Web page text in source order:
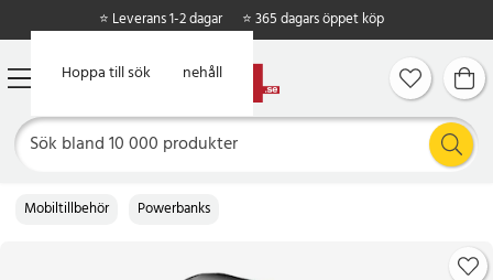
Hoppa till huvudinnehåll
Hoppa till sök
⭐ Leverans 1-2 dagar ⭐ 365 dagars öppet köp
Mobiltillbehör Powerbanks